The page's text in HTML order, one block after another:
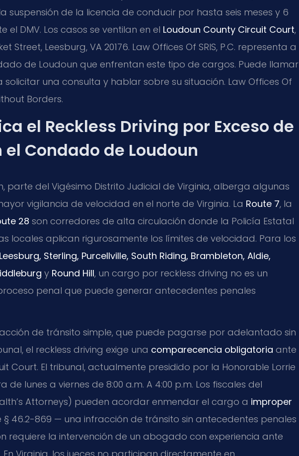
suspensión de la licencia de conducir por hasta seis meses y 6
DMV. Los casos se ventilan en el Loudoun County Circuit Court,
Street, Leesburg, VA 20176. Law Offices Of SRIS, P.C. representa a
de Loudoun que enfrentan este tipo de cargos. Puede llamar
solicitar una consulta y hablar sobre su situación. Law Offices Of
Borders.
el Reckless Driving por Exceso de
Condado de Loudoun
parte del Vigésimo Distrito Judicial de Virginia, alberga algunas
vigilancia de velocidad en el norte de Virginia. La Route 7, la
28 son corredores de alta circulación donde la Policía Estatal
locales aplican rigurosamente los límites de velocidad. Para los
Sterling, Purcellville, South Riding, Brambleton, Aldie,
y Round Hill, un cargo por reckless driving no es un
penal que puede generar antecedentes penales
de tránsito simple, que puede pagarse por adelantado sin
el reckless driving exige una comparecencia obligatoria ante
Court. El tribunal, actualmente presidido por la Honorable Lorrie
de lunes a viernes de 8:00 a.m. A 4:00 p.m. Los fiscales del
Attorneys) pueden acordar enmendar el cargo a improper
§ 46.2-869 — una infracción de tránsito sin antecedentes penales
requiere la intervención de un abogado con experiencia ante